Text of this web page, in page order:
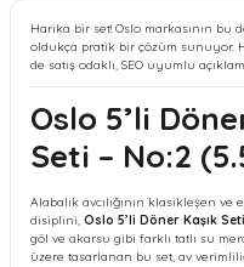
Harika bir set! Oslo markasının bu
oldukça pratik bir çözüm sunuyor.
de satış odaklı, SEO uyumlu
Oslo 5’li
Seti – No:2
Alabalık avcılığının klasikleşen
disiplini, Oslo 5’li Döner Kaşık Seti
göl ve akarsu gibi farklı tatlı su
üzere tasarlanan bu set, av